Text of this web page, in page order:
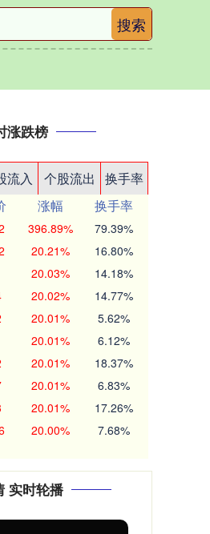
搜索
涨跌榜
流入 个股流出
换手率
涨幅
换手率
396.89% 79.39%
20.21% 16.80%
20.03% 14.18%
20.02% 14.77%
20.01% 5.62%
20.01% 6.12%
20.01% 18.37%
20.01% 6.83%
20.01% 17.26%
20.00% 7.68%
实时轮播